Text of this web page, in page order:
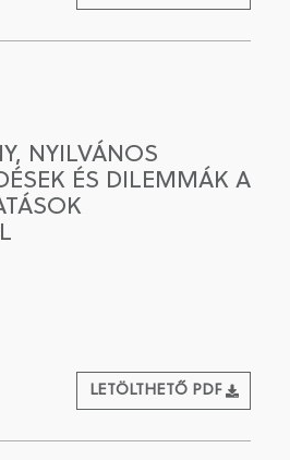
NYILVÁNOS
ÉS DILEMMÁK A
LETÖLTHETŐ PDF